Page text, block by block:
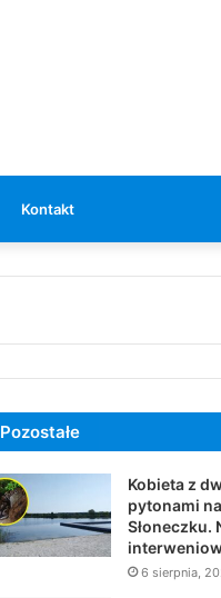
Kontakt
Pozostałe
Kobieta z
pytonami
Słoneczku.
6 sierpnia,